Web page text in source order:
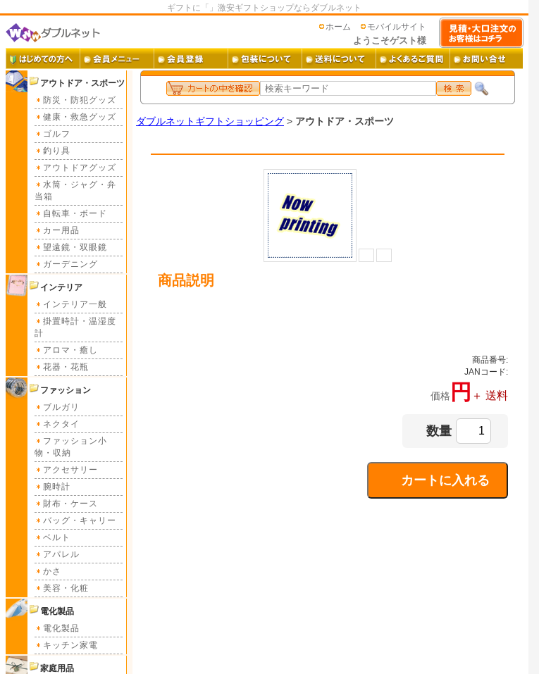
ギフトに「」激安ギフトショップならダブルネット
ホーム
モバイルサイト
アウトドア・スポーツ
防災・防犯グッズ
健康・救急グッズ
ゴルフ
釣り具
アウトドアグッズ
水筒・ジャグ・弁
当箱
自転車・ボード
カー用品
望遠鏡・双眼鏡
ガーデニング
インテリア
インテリア一般
掛置時計・温湿度
計
アロマ・癒し
花器・花瓶
ファッション
ブルガリ
ネクタイ
ファッション小
物・収納
アクセサリー
腕時計
財布・ケース
バッグ・キャリー
ベルト
アパレル
かさ
美容・化粧
電化製品
電化製品
キッチン家電
家庭用品
ようこそゲスト様
ダブルネットギフトショッピング > アウトドア・スポーツ
商品説明
商品番号:
JANコード:
価格 円 ＋ 送料
数量